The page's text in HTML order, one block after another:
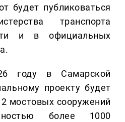
будет публиковаться
транспорта
и в официальных
году в Самарской
проекту будет
мостовых сооружений
более 1000